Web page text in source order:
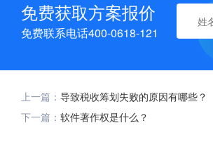
免费获取方案报价
免费联系电话400-0618-121
上一篇： 导致税收筹划失败的原因有哪些？
下一篇： 软件著作权是什么？